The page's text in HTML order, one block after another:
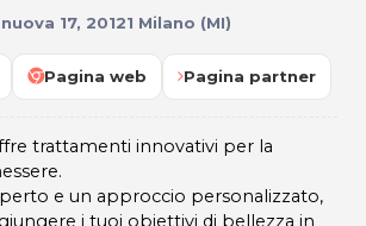
17, 20121 Milano (MI)
Pagina web Pagina partner
trattamenti innovativi per la
e un approccio personalizzato,
i tuoi obiettivi di bellezza in